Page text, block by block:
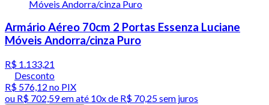
Armário Aéreo 70cm 2 Portas Essenza Luciane
Móveis Andorra/cinza Puro
R$ 1.133,21
Desconto
R$ 576,12 no PIX
ou R$ 702,59em até 10x de R$ 70,25 sem juros